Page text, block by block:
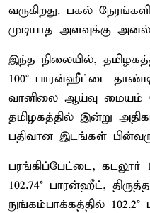
வருகிறது. பகல்
முடியாத அளவுக்கு அனல்
இந்த நிலையில்,
100° பாரன்ஹீட்டை
வானிலை ஆய்வு மையம்
தமிழகத்தில் இன்று
பதிவான இடங்கள்
பரங்கிப்பேட்டை, கடலூர்
102.74° பாரன்ஹீட்,
நுங்கம்பாக்கத்தில்